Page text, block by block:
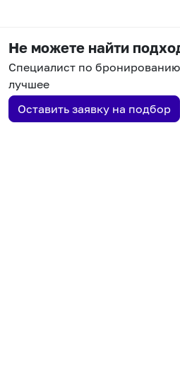
Не можете найти
Специалист по
лучшее
Оставить заявку на подбор